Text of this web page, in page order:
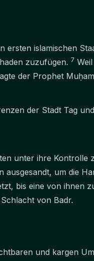
ersten islamischen
zuzufügen. 7
der Prophet
der Stadt Tag
unter ihre
um die
bis eine von ihnen
von Badr.
und kargen